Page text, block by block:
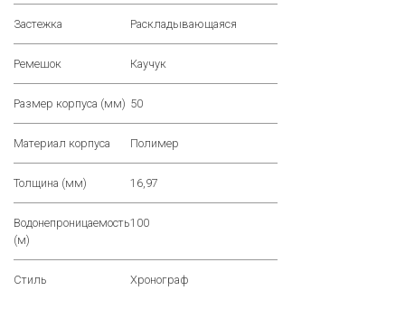
Застежка Раскладывающаяся
Ремешок Каучук
Размер корпуса (мм) 50
Материал корпуса Полимер
Толщина (мм) 16,97
Водонепроницаемость
(м)
100
Стиль Хронограф